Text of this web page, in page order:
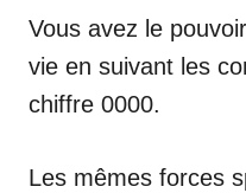
Vous avez le
vie en suivant les
chiffre 0000.
Les mêmes forces